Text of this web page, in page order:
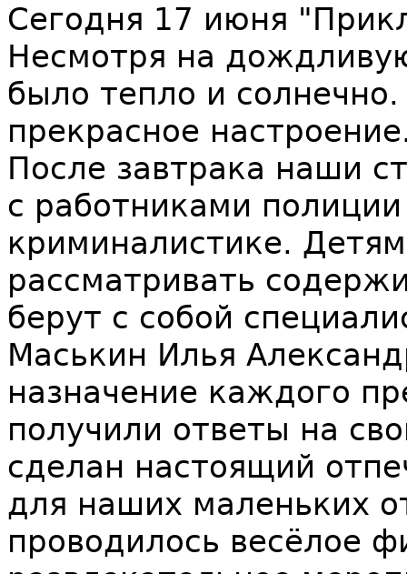
Сегодня 17 июня
Несмотря на
было тепло и
прекрасное
После завтрака наши
с работниками
криминалистике.
рассматривать
берут с собой
Маськин Илья
назначение каждого
получили ответы на
сделан настоящий
для наших маленьких
проводилось весёлое